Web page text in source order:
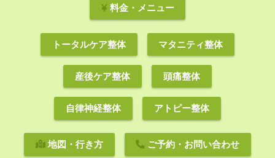
料金・メニュー
トータルケア整体 マタニティ整体
産後ケア整体 頭痛整体
自律神経整体 アトピー整体
地図・行き方 ご予約・お問い合わせ